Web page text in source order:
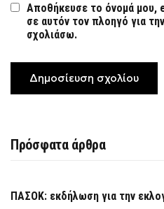
Αποθήκευσε το όνομά μου,
σε αυτόν τον πλοηγό για
σχολιάσω.
Πρόσφατα άρθρα
ΠΑΣΟΚ: εκδήλωση για την